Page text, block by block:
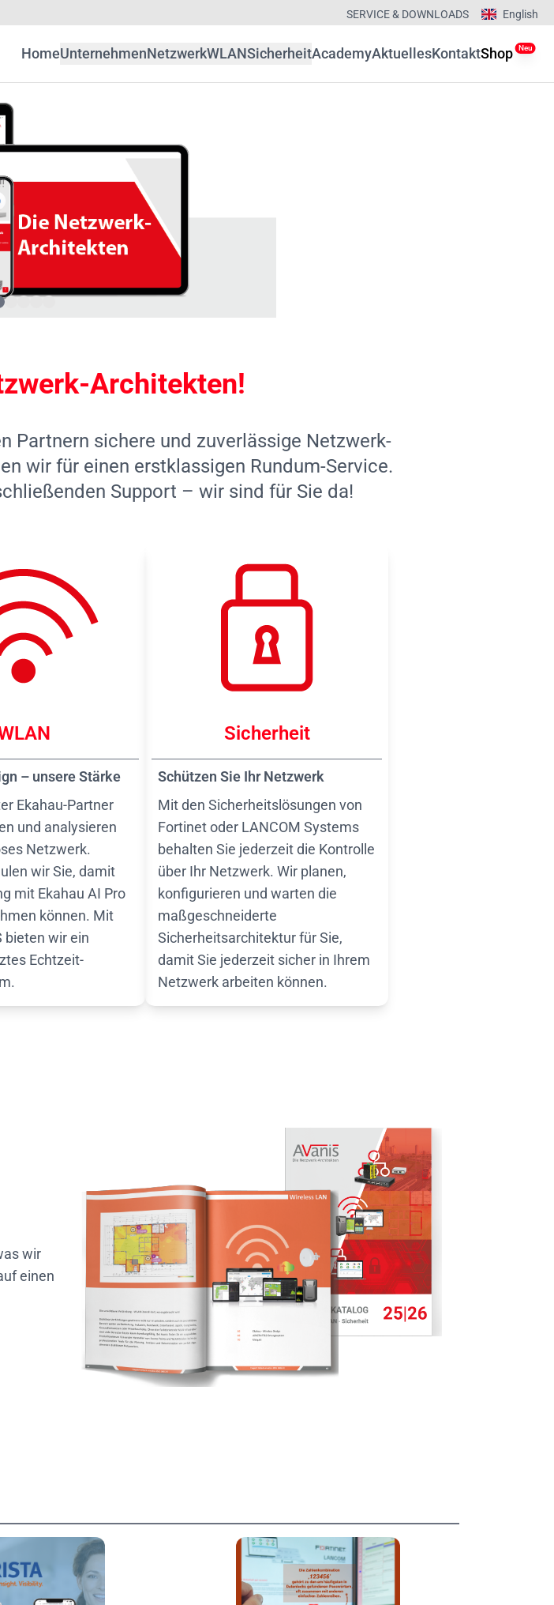
English
SERVICE & DOWNLOADS
HomeUnternehmenNetzwerkWLANSicherheitAcademyAktuellesKontaktShop Neu
Architekten!
Partnern sichere und zuverlässige Netzwerk-
wir für einen erstklassigen Rundum-Service.
Support – wir sind für Sie da!
– unsere Stärke
Ekahau-Partner
und analysieren
Netzwerk.
wir Sie, damit
mit Ekahau AI Pro
können. Mit
bieten wir ein
Echtzeit-
Sicherheit
Schützen Sie Ihr Netzwerk
Mit den Sicherheitslösungen von
Fortinet oder LANCOM Systems
behalten Sie jederzeit die Kontrolle
über Ihr Netzwerk. Wir planen,
konfigurieren und warten die
maßgeschneiderte
Sicherheitsarchitektur für Sie,
damit Sie jederzeit sicher in Ihrem
Netzwerk arbeiten können.
wir
einen